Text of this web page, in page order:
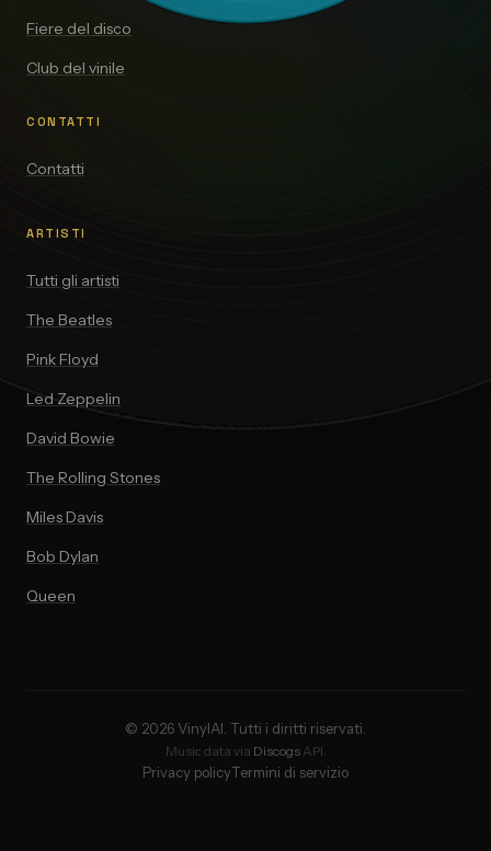
Fiere del disco
Club del vinile
CONTATTI
Contatti
ARTISTI
Tutti gli artisti
The Beatles
Pink Floyd
Led Zeppelin
David Bowie
The Rolling Stones
Miles Davis
Bob Dylan
Queen
© 2026 VinylAI. Tutti i diritti riservati.
Music data via DiscogsAPI.
Privacy policyTermini di servizio